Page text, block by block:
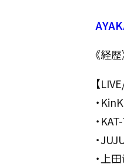
《経歴
【
・
・
・
・上